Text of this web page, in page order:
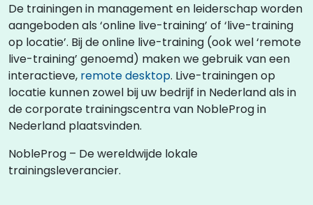
De trainingen in management en leiderschap worden
aangeboden als ‘online live-training’ of ‘live-training
op locatie’. Bij de online live-training (ook wel ‘remote
live-training’ genoemd) maken we gebruik van een
interactieve, remote desktop. Live-trainingen op
locatie kunnen zowel bij uw bedrijf in Nederland als in
de corporate trainingscentra van NobleProg in
Nederland plaatsvinden.
NobleProg – De wereldwijde lokale
trainingsleverancier.